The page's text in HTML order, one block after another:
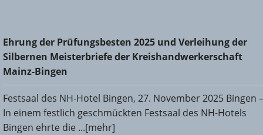
Ehrung der Prüfungsbesten 2025 und Verleihung der
Silbernen Meisterbriefe der Kreishandwerkerschaft Mainz-
Bingen
Ehrung der Prüfungsbesten 2025 und Verleihung der
Silbernen Meisterbriefe der Kreishandwerkerschaft
Mainz-Bingen
Festsaal des NH-Hotel Bingen, 27. November 2025 Bingen –
In einem festlich geschmückten Festsaal des NH-Hotels
Bingen ehrte die ...[mehr]